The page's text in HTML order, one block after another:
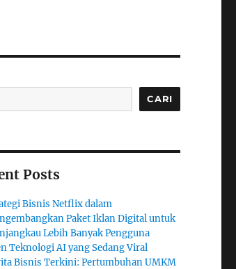
CARI
Posts
Bisnis Netflix dalam
Paket Iklan Digital untuk
Lebih Banyak Pengguna
Teknologi AI yang Sedang Viral
Bisnis Terkini: Pertumbuhan UMKM